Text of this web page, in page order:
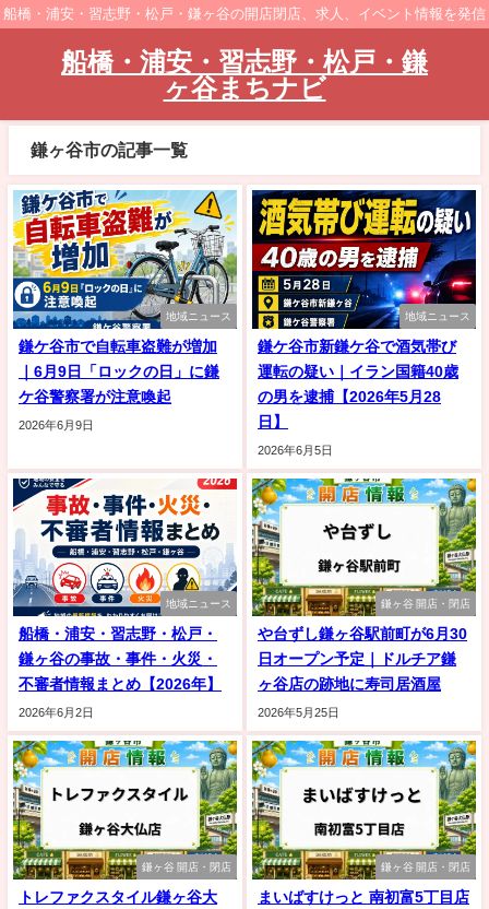
船橋・浦安・習志野・松戸・鎌ヶ谷の開店閉店、求人、イベント情報を発信
船橋・浦安・習志野・松戸・鎌
ヶ谷まちナビ
鎌ヶ谷市の記事一覧
地域ニュース
鎌ケ谷市で自転車盗難が増加
｜6月9日「ロックの日」に鎌
ケ谷警察署が注意喚起
2026年6月9日
地域ニュース
鎌ケ谷市新鎌ケ谷で酒気帯び
運転の疑い｜イラン国籍40歳
の男を逮捕【2026年5月28
日】
2026年6月5日
地域ニュース
船橋・浦安・習志野・松戸・
鎌ヶ谷の事故・事件・火災・
不審者情報まとめ【2026年】
2026年6月2日
鎌ヶ谷 開店・閉店
や台ずし鎌ヶ谷駅前町が6月30
日オープン予定｜ドルチア鎌
ヶ谷店の跡地に寿司居酒屋
2026年5月25日
鎌ヶ谷 開店・閉店
トレファクスタイル鎌ヶ谷大
鎌ヶ谷 開店・閉店
まいばすけっと 南初富5丁目店